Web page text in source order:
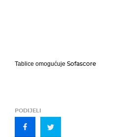
Tablice omogućuje Sofascore
PODIJELI